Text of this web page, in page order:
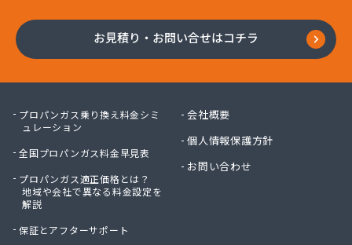
小篠酸素株式会社
小島不動産
小野崎燃料設備有限会社
松島ガス株式会社
上都賀プロパンガス協同組合
神山液化ガス
お見積り・お問い合せはコチラ
プロパンガス乗り換え料金シミ
ュレーション
全国プロパンガス料金早見表
プロパンガス適正価格とは？
地域や会社で異なる料金設定を
解説
保証とアフターサポート
会社概要
個人情報保護方針
お問い合わせ